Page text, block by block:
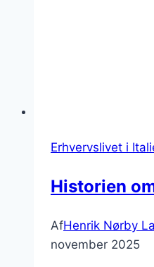
Erhvervslivet i
Historien
AfHenrik Nørby
november 2025